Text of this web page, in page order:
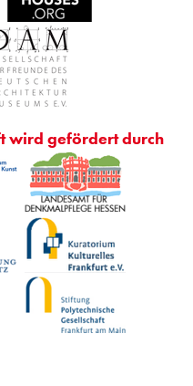
wird gefördert durch